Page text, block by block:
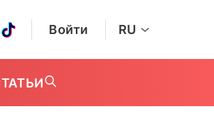
Войти RU